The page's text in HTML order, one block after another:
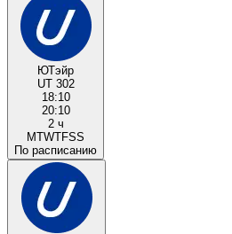
ЮТэйр
UT 302
18:10
20:10
2 ч
MTWTFSS
По расписанию